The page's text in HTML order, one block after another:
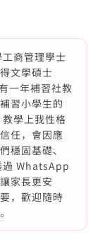
商管理學士
文學碩士
一年補習社教
習小學生的
學上我性格
任，會因應
穩固基礎、
過 WhatsApp
家長更安
，歡迎隨時